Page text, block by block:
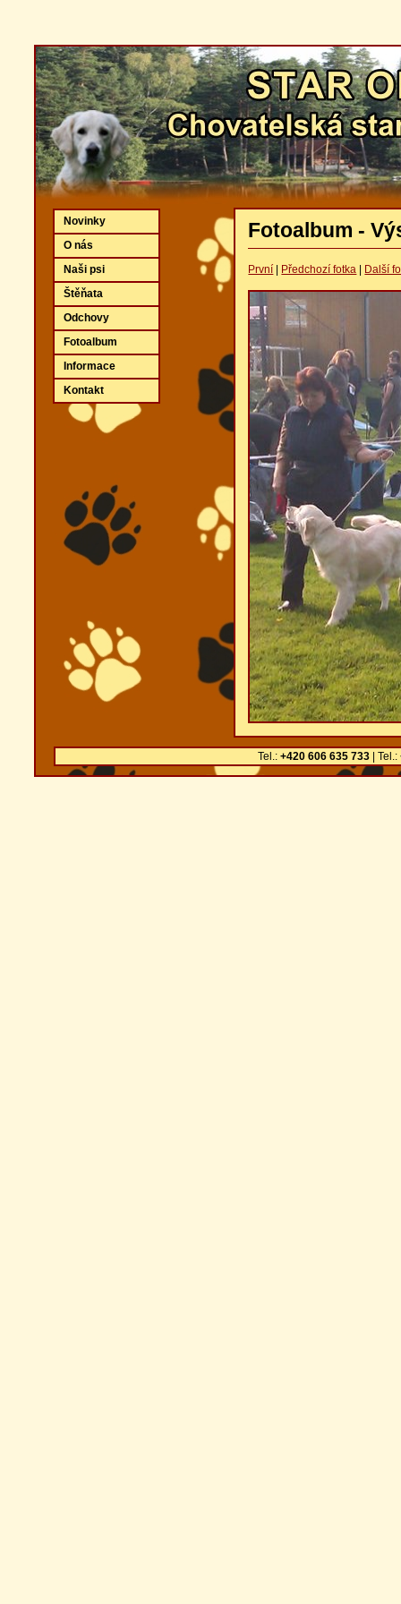
Fotoalbum -
První Předchozí fotka Další
Novinky
O nás
Naši psi
Štěňata
Odchovy
Fotoalbum
Informace
Kontakt
Tel.: +420 606 635 733 | Tel.: